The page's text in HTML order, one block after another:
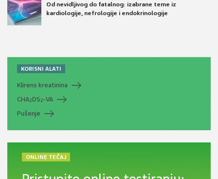
Od nevidljivog do fatalnog: izabrane teme iz
kardiologije, nefrologije i endokrinologije
KORISNI ALATI
Klirens kreatinina
CHA2DS2-VA
Pušenje
ONLINE TEČAJ